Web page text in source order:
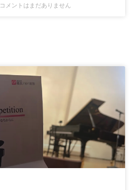
コメントはまだありません